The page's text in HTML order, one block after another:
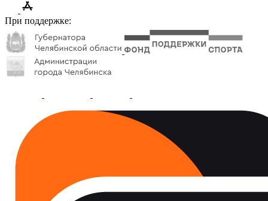
При поддержке: